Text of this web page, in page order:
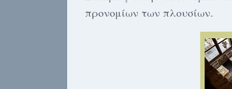
προνομίων των πλουσίων.